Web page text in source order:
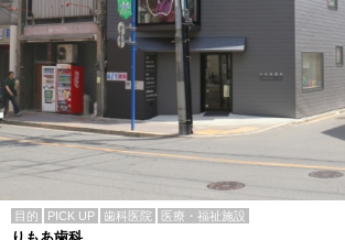
目的 PICK UP 歯科医院 医療・福祉施設